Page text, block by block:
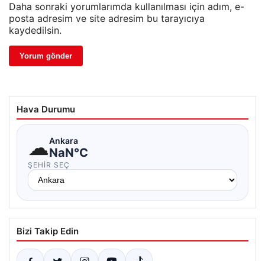
Daha sonraki yorumlarımda kullanılması için adım, e-
posta adresim ve site adresim bu tarayıcıya
kaydedilsin.
Hava Durumu
☁Ankara
NaN°C
ŞEHIR SEÇ
Bizi Takip Edin